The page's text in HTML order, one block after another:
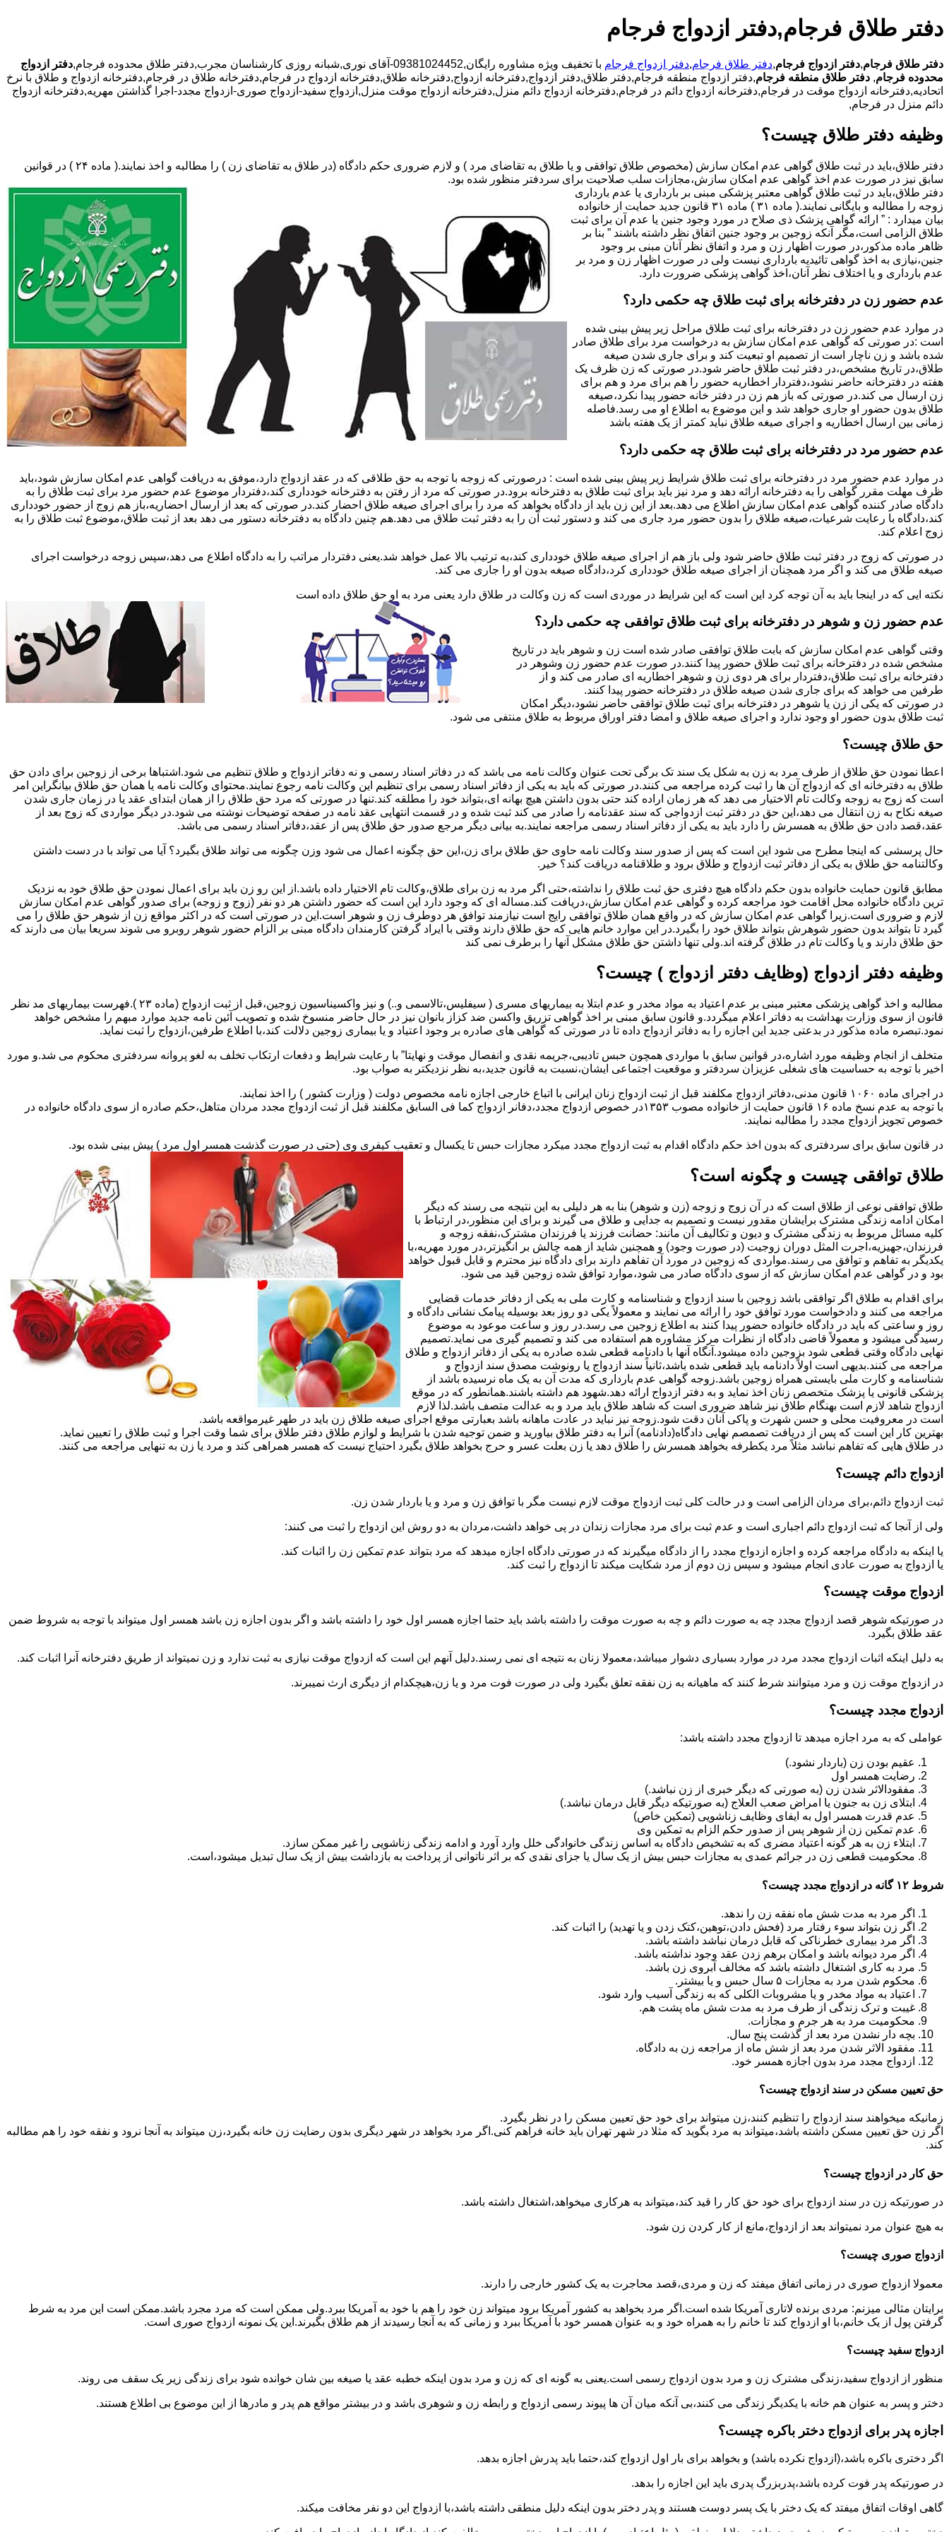
دفتر طلاق فرجام,دفتر ازدواج فرجام
دفتر طلاق فرجام,دفتر ازدواج فرجام,دفتر طلاق فرجام,دفتر ازدواج فرجام با تخفیف ویژه مشاوره رایگان,09381024452-آقای نوری,شبانه روزی کارشناسان مجرب,دفتر طلاق محدوده فرجام,
دفتر ازدواج
محدوده فرجام, دفتر طلاق منطقه فرجام,دفتر ازدواج منطقه فرجام,دفتر طلاق,دفتر ازدواج,دفترخانه ازدواج,دفترخانه طلاق,دفترخانه ازدواج در فرجام,دفترخانه طلاق در فرجام,دفترخانه ازدواج و طلاق با نرخ
اتحادیه,دفترخانه ازدواج موقت در فرجام,دفترخانه ازدواج دائم در فرجام,دفترخانه ازدواج دائم منزل,دفترخانه ازدواج موقت منزل,ازدواج سفید-ازدواج صوری-ازدواج مجدد-اجرا گذاشتن مهریه,دفترخانه ازدواج
دائم منزل در فرجام,
وظیفه دفتر طلاق چیست؟
دفتر طلاق،باید در ثبت طلاق گواهی عدم امکان سازش (مخصوص طلاق توافقی و یا طلاق به تقاضای مرد ) و لازم ضروری حکم دادگاه (در طلاق به تقاضای زن ) را مطالبه و اخذ نمایند.( ماده ۲۴ ) در قوانین
سابق نیز در صورت عدم اخذ گواهی عدم امکان سازش،مجازات سلب صلاحیت برای سردفتر منظور شده بود.
دفتر طلاق،باید در ثبت طلاق گواهی معتبر پزشکی مبنی بر بارداری یا عدم بارداری
زوجه را مطالبه و بایگانی نمایند.( ماده ۳۱ ) ماده ۳۱ قانون جدید حمایت از خانواده
بیان میدارد : ” ارائه گواهی پزشک ذی صلاح در مورد وجود جنین یا عدم آن برای ثبت
طلاق الزامی است،مگر آنکه زوجین بر وجود جنین اتفاق نظر داشته باشند ” بنا بر
ظاهر ماده مذکور،در صورت اظهار زن و مرد و اتفاق نظر آنان مبنی بر وجود
جنین،نیازی به اخذ گواهی تائیدیه بارداری نیست ولی در صورت اظهار زن و مرد بر
عدم بارداری و یا اختلاف نظر آنان،اخذ گواهی پزشکی ضرورت دارد.
عدم حضور زن در دفترخانه برای ثبت طلاق چه حکمی دارد؟
در موارد عدم حضور زن در دفترخانه برای ثبت طلاق مراحل زیر پیش بینی شده
است :در صورتی که گواهی عدم امکان سازش به درخواست مرد برای طلاق صادر
شده باشد و زن ناچار است از تصمیم او تبعیت کند و برای جاری شدن صیغه
طلاق،در تاریخ مشخص،در دفتر ثبت طلاق حاضر شود.در صورتی که زن ظرف یک
هفته در دفترخانه حاضر نشود،دفتردار اخطاریه حضور را هم برای مرد و هم برای
زن ارسال می کند.در صورتی که باز هم زن در دفتر خانه حضور پیدا نکرد،صیغه
طلاق بدون حضور او جاری خواهد شد و این موضوع به اطلاع او می رسد.فاصله
زمانی بین ارسال اخطاریه و اجرای صیغه طلاق نباید کمتر از یک هفته باشد
عدم حضور مرد در دفترخانه برای ثبت طلاق چه حکمی دارد؟
در موارد عدم حضور مرد در دفترخانه برای ثبت طلاق شرایط زیر پیش بینی شده است : درصورتی که زوجه با توجه به حق طلاقی که در عقد ازدواج دارد،موفق به دریافت گواهی عدم امکان سازش شود،باید
ظرف مهلت مقرر گواهی را به دفترخانه ارائه دهد و مرد نیز باید برای ثبت طلاق به دفترخانه برود.در صورتی که مرد از رفتن به دفترخانه خودداری کند،دفتردار موضوع عدم حضور مرد برای ثبت طلاق را به
دادگاه صادر کننده گواهی عدم امکان سازش اطلاع می دهد.بعد از این زن باید از دادگاه بخواهد که مرد را برای اجرای صیغه طلاق احضار کند.در صورتی که بعد از ارسال احضاریه،باز هم زوج از حضور خودداری
کند،دادگاه با رعایت شرعیات،صیغه طلاق را بدون حضور مرد جاری می کند و دستور ثبت آن را به دفتر ثبت طلاق می دهد.هم چنین دادگاه به دفترخانه دستور می دهد بعد از ثبت طلاق،موضوع ثبت طلاق را به
زوج اعلام کند.
در صورتی که زوج در دفتر ثبت طلاق حاضر شود ولی باز هم از اجرای صیغه طلاق خودداری کند،به ترتیب بالا عمل خواهد شد.یعنی دفتردار مراتب را به دادگاه اطلاع می دهد،سپس زوجه درخواست اجرای
صیغه طلاق می کند و اگر مرد همچنان از اجرای صیغه طلاق خودداری کرد،دادگاه صیغه بدون او را جاری می کند.
نکته ایی که در اینجا باید به آن توجه کرد این است که این شرایط در موردی است که زن وکالت در طلاق دارد یعنی مرد به او حق طلاق داده است
عدم حضور زن و شوهر در دفترخانه برای ثبت طلاق توافقی چه حکمی دارد؟
وقتی گواهی عدم امکان سازش که بابت طلاق توافقی صادر شده است زن و شوهر باید در تاریخ
مشخص شده در دفترخانه برای ثبت طلاق حضور پیدا کنند.در صورت عدم حضور زن وشوهر در
دفترخانه برای ثبت طلاق،دفتردار برای هر دوی زن و شوهر اخطاریه ای صادر می کند و از
طرفین می خواهد که برای جاری شدن صیغه طلاق در دفترخانه حضور پیدا کنند.
در صورتی که یکی از زن یا شوهر در دفترخانه برای ثبت طلاق توافقی حاضر نشود،دیگر امکان
ثبت طلاق بدون حضور او وجود ندارد و اجرای صیغه طلاق و امضا دفتر اوراق مربوط به طلاق منتفی می شود.
حق طلاق چیست؟
اعطا نمودن حق طلاق از طرف مرد به زن به شکل یک سند تک برگی تحت عنوان وکالت نامه می باشد که در دفاتر اسناد رسمی و نه دفاتر ازدواج و طلاق تنظیم می شود.اشتباها برخی از زوجین برای دادن حق
طلاق به دفترخانه ای که ازدواج آن ها را ثبت کرده مراجعه می کنند.در صورتی که باید به یکی از دفاتر اسناد رسمی برای تنظیم این وکالت نامه رجوع نمایند.محتوای وکالت نامه یا همان حق طلاق بیانگراین امر
است که زوج به زوجه وکالت تام الاختیار می دهد که هر زمان اراده کند حتی بدون داشتن هیچ بهانه ای،بتواند خود را مطلقه کند.تنها در صورتی که مرد حق طلاق را از همان ابتدای عقد یا در زمان جاری شدن
صیغه نکاح به زن انتقال می دهد،این حق در دفتر ثبت ازدواجی که سند عقدنامه را صادر می کند ثبت شده و در قسمت انتهایی عقد نامه در صفحه توضیحات نوشته می شود.در دیگر مواردی که زوج بعد از
عقد،قصد دادن حق طلاق به همسرش را دارد باید به یکی از دفاتر اسناد رسمی مراجعه نمایند.به بیانی دیگر مرجع صدور حق طلاق پس از عقد،دفاتر اسناد رسمی می باشد.
حال پرسشی که اینجا مطرح می شود این است که پس از صدور سند وکالت نامه حاوی حق طلاق برای زن،این حق چگونه اعمال می شود وزن چگونه می تواند طلاق بگیرد؟ آیا می تواند با در دست داشتن
وکالتنامه حق طلاق به یکی از دفاتر ثبت ازدواج و طلاق برود و طلاقنامه دریافت کند؟ خیر.
مطابق قانون حمایت خانواده بدون حکم دادگاه هیچ دفتری حق ثبت طلاق را نداشته،حتی اگر مرد به زن برای طلاق،وکالت تام الاختیار داده باشد.از این رو زن باید برای اعمال نمودن حق طلاق خود به نزدیک
ترین دادگاه خانواده محل اقامت خود مراجعه کرده و گواهی عدم امکان سازش،دریافت کند.مساله ای که وجود دارد این است که حضور داشتن هر دو نفر (زوج و زوجه) برای صدور گواهی عدم امکان سازش
لازم و ضروری است.زیرا گواهی عدم امکان سازش که در واقع همان طلاق توافقی رایج است نیازمند توافق هر دوطرف زن و شوهر است.این در صورتی است که در اکثر مواقع زن از شوهر حق طلاق را می
گیرد تا بتواند بدون حضور شوهرش بتواند طلاق خود را بگیرد.در این موارد خانم هایی که حق طلاق دارند وقتی با ایراد گرفتن کارمندان دادگاه مبنی بر الزام حضور شوهر روبرو می شوند سریعا بیان می دارند که
حق طلاق دارند و یا وکالت تام در طلاق گرفته اند.ولی تنها داشتن حق طلاق مشکل آنها را برطرف نمی کند
وظیفه دفتر ازدواج (وظایف دفتر ازدواج ) چیست؟
مطالبه و اخذ گواهی پزشکی معتبر مبنی بر عدم اعتیاد به مواد مخدر و عدم ابتلا به بیماریهای مسری ( سیفلیس،تالاسمی و..) و نیز واکسیناسیون زوجین،قبل از ثبت ازدواج (ماده ۲۳ ).فهرست بیماریهای مد نظر
قانون از سوی وزارت بهداشت به دفاتر اعلام میگردد.و قانون سابق مبنی بر اخذ گواهی تزریق واکسن ضد کزاز بانوان نیز در حال حاضر منسوخ شده و تصویب آئین نامه جدید موارد مبهم را مشخص خواهد
نمود.تبصره ماده مذکور در بدعتی جدید این اجازه را به دفاتر ازدواج داده تا در صورتی که گواهی های صادره بر وجود اعتیاد و یا بیماری زوجین دلالت کند،با اطلاع طرفین،ازدواج را ثبت نماید.
متخلف از انجام وظیفه مورد اشاره،در قوانین سابق با مواردی همچون حبس تادیبی،جریمه نقدی و انفصال موقت و نهایتا” با رعایت شرایط و دفعات ارتکاب تخلف به لغو پروانه سردفتری محکوم می شد.و مورد
اخیر با توجه به حساسیت های شغلی عزیزان سردفتر و موقعیت اجتماعی ایشان،نسبت به قانون جدید،به نظر نزدیکتر به صواب بود.
در اجرای ماده ۱۰۶۰ قانون مدنی،دفاتر ازدواج مکلفند قبل از ثبت ازدواج زنان ایرانی با اتباع خارجی اجازه نامه مخصوص دولت ( وزارت کشور ) را اخذ نمایند.
با توجه به عدم نسخ ماده ۱۶ قانون حمایت از خانواده مصوب ۱۳۵۳در خصوص ازدواج مجدد،دفانر ازدواج کما فی السابق مکلفند قبل از ثبت ازدواج مجدد مردان متاهل،حکم صادره از سوی دادگاه خانواده در
خصوص تجویز ازدواج مجدد را مطالبه نمایند.
در قانون سابق برای سردفتری که بدون اخذ حکم دادگاه اقدام به ثبت ازدواج مجدد میکرد مجازات حبس تا یکسال و تعقیب کیفری وی (حتی در صورت گذشت همسر اول مرد ) پیش بینی شده بود.
طلاق توافقی چیست و چگونه است؟
طلاق توافقی نوعی از طلاق است که در آن زوج و زوجه (زن و شوهر) بنا به هر دلیلی به این نتیجه می رسند که دیگر
امکان ادامه زندگی مشترک برایشان مقدور نیست و تصمیم به جدایی و طلاق می گیرند و برای این منظور،در ارتباط با
کلیه مسائل مربوط به زندگی مشترک و دیون و تکالیف آن مانند: حضانت فرزند یا فرزندان مشترک،نفقه زوجه و
فرزندان،جهیزیه،اجرت المثل دوران زوجیت (در صورت وجود) و همچنین شاید از همه چالش بر انگیزتر،در مورد مهریه،با
یکدیگر به تفاهم و توافق می رسند.مواردی که زوجین در مورد آن تفاهم دارند برای دادگاه نیز محترم و قابل قبول خواهد
بود و در گواهی عدم امکان سازش که از سوی دادگاه صادر می شود،موارد توافق شده زوجین قید می شود.
برای اقدام به طلاق اگر توافقی باشد زوجین با سند ازدواج و شناسنامه و کارت ملی به یکی از دفاتر خدمات قضایی
مراجعه می کنند و دادخواست مورد توافق خود را ارائه می نمایند و معمولاً یکی دو روز بعد بوسیله پیامک نشانی دادگاه و
روز و ساعتی که باید در دادگاه خانواده حضور پیدا کنند به اطلاع زوجین می رسد.در روز و ساعت موعود به موضوع
رسیدگی میشود و معمولاً قاضی دادگاه از نظرات مرکز مشاوره هم استفاده می کند و تصمیم گیری می نماید.تصمیم
نهایی دادگاه وقتی قطعی شود بزوجین داده میشود.آنگاه آنها با دادنامه قطعی شده صادره به یکی از دفاتر ازدواج و طلاق
مراجعه می کنند.بدیهی است اولاً دادنامه باید قطعی شده باشد،ثانیاً سند ازدواج یا رونوشت مصدق سند ازدواج و
شناسنامه و کارت ملی بایستی همراه زوجین باشد.زوجه گواهی عدم بارداری که مدت آن به یک ماه نرسیده باشد از
پزشکی قانونی یا پزشک متخصص زنان اخذ نماید و به دفتر ازدواج ارائه دهد.شهود هم داشته باشند.همانطور که در موقع
ازدواج شاهد لازم است بهنگام طلاق نیز شاهد ضروری است که شاهد طلاق باید مرد و به عدالت متصف باشد.لذا لازم
است در معروفیت محلی و حسن شهرت و پاکی آنان دقت شود.زوجه نیز نباید در عادت ماهانه باشد بعبارتی موقع اجرای صیغه طلاق زن باید در طهر غیرمواقعه باشد.
بهترین کار این است که پس از دریافت تصمصم نهایی دادگاه(دادنامه) آنرا به دفتر طلاق بیاورید و ضمن توجیه شدن با شرایط و لوازم طلاق دفتر طلاق برای شما وقت اجرا و ثبت طلاق را تعیین نماید.
در طلاق هایی که تفاهم نباشد مثلاً مرد یکطرفه بخواهد همسرش را طلاق دهد یا زن بعلت عسر و حرج بخواهد طلاق بگیرد احتیاج نیست که همسر همراهی کند و مرد یا زن به تنهایی مراجعه می کنند.
ازدواج دائم چیست؟
ثبت ازدواج دائم،برای مردان الزامی است و در حالت کلی ثبت ازدواج موقت لازم نیست مگر با توافق زن و مرد و یا باردار شدن زن.
ولی از آنجا که ثبت ازدواج دائم اجباری است و عدم ثبت برای مرد مجازات زندان در پی خواهد داشت،مردان به دو روش این ازدواج را ثبت می کنند:
یا اینکه به دادگاه مراجعه کرده و اجازه ازدواج مجدد را از دادگاه میگیرند که در صورتی دادگاه اجازه میدهد که مرد بتواند عدم تمکین زن را اثبات کند.
یا ازدواج به صورت عادی انجام میشود و سپس زن دوم از مرد شکایت میکند تا ازدواج را ثبت کند.
ازدواج موقت چیست؟
در صورتیکه شوهر قصد ازدواج مجدد چه به صورت دائم و چه به صورت موقت را داشته باشد باید حتما اجازه همسر اول خود را داشته باشد و اگر بدون اجازه زن باشد همسر اول میتواند با توجه به شروط ضمن
عقد طلاق بگیرد.
به دلیل اینکه اثبات ازدواج مجدد مرد در موارد بسیاری دشوار میباشد،معمولا زنان به نتیجه ای نمی رسند.دلیل آنهم این است که ازدواج موقت نیازی به ثبت ندارد و زن نمیتواند از طریق دفترخانه آنرا اثبات کند.
در ازدواج موقت زن و مرد میتوانند شرط کنند که ماهیانه به زن نفقه تعلق بگیرد ولی در صورت فوت مرد و یا زن،هیچکدام از دیگری ارث نمیبرند.
ازدواج مجدد چیست؟
عواملی که به مرد اجازه میدهد تا ازدواج مجدد داشته باشد:
عقیم بودن زن (باردار نشود.)
رضایت همسر اول
مفقودالاثر شدن زن (به صورتی که دیگر خبری از زن نباشد.)
ابتلای زن به جنون یا امراض صعب العلاج (به صورتیکه دیگر قابل درمان نباشد.)
عدم قدرت همسر اول به ایفای وظایف زناشویی (تمکین خاص)
عدم تمکین زن از شوهر پس از صدور حکم الزام به تمکین وی
ابتلاء زن به هر گونه اعتیاد مضری که به تشخیص دادگاه به اساس زندگی خانوادگی خلل وارد آورد و ادامه زندگی زناشویی را غیر ممکن سازد.
محکومیت قطعی زن در جرائم عمدی به مجازات حبس بیش از یک سال یا جزای نقدی که بر اثر ناتوانی از پرداخت به بازداشت بیش از یک سال تبدیل می‎شود،است.
شروط ۱۲ گانه در ازدواج مجدد چیست؟
اگر مرد به مدت شش ماه نفقه زن را ندهد.
اگر زن بتواند سوء رفتار مرد (فحش دادن،توهین،کتک زدن و یا تهدید) را اثبات کند.
اگر مرد بیماری خطرناکی که قابل درمان نباشد داشته باشد.
اگر مرد دیوانه باشد و امکان برهم زدن عقد وجود نداشته باشد.
مرد به کاری اشتغال داشته باشد که مخالف آبروی زن باشد.
محکوم شدن مرد به مجازات ۵ سال حبس و یا بیشتر.
اعتیاد به مواد مخدر و یا مشروبات الکلی که به زندگی آسیب وارد شود.
غیبت و ترک زندگی از طرف مرد به مدت شش ماه پشت هم.
محکومیت مرد به هر جرم و مجازات.
بچه دار نشدن مرد بعد از گذشت پنج سال.
مفقود الاثر شدن مرد بعد از شش ماه از مراجعه زن به دادگاه.
ازدواج مجدد مرد بدون اجازه همسر خود.
حق تعیین مسکن در سند ازدواج چیست؟
زمانیکه میخواهند سند ازدواج را تنظیم کنند،زن میتواند برای خود حق تعیین مسکن را در نظر بگیرد.
اگر زن حق تعیین مسکن داشته باشد،میتواند به مرد بگوید که مثلا در شهر تهران باید خانه فراهم کنی.اگر مرد بخواهد در شهر دیگری بدون رضایت زن خانه بگیرد،زن میتواند به آنجا نرود و نفقه خود را هم مطالبه
کند.
حق کار در ازدواج چیست؟
در صورتیکه زن در سند ازدواج برای خود حق کار را قید کند،میتواند به هرکاری میخواهد،اشتغال داشته باشد.
به هیچ عنوان مرد نمیتواند بعد از ازدواج،مانع از کار کردن زن شود.
ازدواج صوری چیست؟
معمولا ازدواج صوری در زمانی اتفاق میفتد که زن و مردی،قصد محاجرت به یک کشور خارجی را دارند.
برایتان مثالی میزنم: مردی برنده لاتاری آمریکا شده است.اگر مرد بخواهد به کشور آمریکا برود میتواند زن خود را هم با خود به آمریکا ببرد.ولی ممکن است که مرد مجرد باشد.ممکن است این مرد به شرط
گرفتن پول از یک خانم،با او ازدواج کند تا خانم را به همراه خود و به عنوان همسر خود با آمریکا ببرد و زمانی که به آنجا رسیدند از هم طلاق بگیرند.این یک نمونه ازدواج صوری است.
ازدواج سفید چیست؟
منظور از ازدواج سفید،زندگی مشترک زن و مرد بدون ازدواج رسمی است.یعنی به گونه ای که زن و مرد بدون اینکه خطبه عقد یا صیغه بین شان خوانده شود برای زندگی زیر یک سقف می روند.
دختر و پسر به عنوان هم خانه با یکدیگر زندگی می کنند،بی آنکه میان آن ها پیوند رسمی ازدواج و رابطه زن و شوهری باشد و در بیشتر مواقع هم پدر و مادرها از این موضوع بی اطلاع هستند.
اجازه پدر برای ازدواج دختر باکره چیست؟
اگر دختری باکره باشد،(ازدواج نکرده باشد) و بخواهد برای بار اول ازدواج کند،حتما باید پدرش اجازه بدهد.
در صورتیکه پدر فوت کرده باشد،پدربزرگ پدری باید این اجازه را بدهد.
گاهی اوقات اتفاق میفتد که یک دختر با یک پسر دوست هستند و پدر دختر بدون اینکه دلیل منطقی داشته باشد،با ازدواج این دو نفر مخافت میکند.